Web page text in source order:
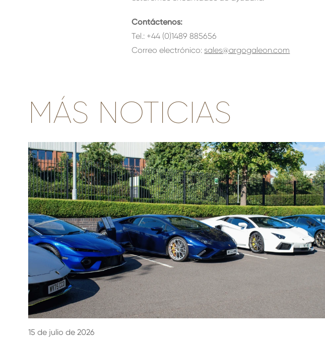
Contáctenos:
Tel.: +44 (0)1489 885656
Correo electrónico: sales@argogaleon.com
MÁS NOTICIAS
15 de julio de 2026